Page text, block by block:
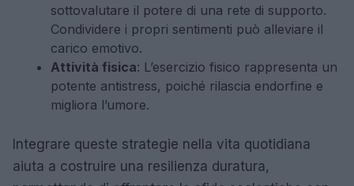
sottovalutare il potere di una rete di supporto.
Condividere i propri sentimenti può alleviare il
carico emotivo.
Attività fisica: L’esercizio fisico rappresenta un
potente antistress, poiché rilascia endorfine e
migliora l’umore.
Integrare queste strategie nella vita quotidiana
aiuta a costruire una resilienza duratura,